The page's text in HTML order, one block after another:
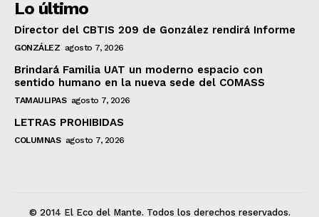
Lo último
Director del CBTIS 209 de González rendirá Informe
GONZÁLEZ agosto 7, 2026
Brindará Familia UAT un moderno espacio con
sentido humano en la nueva sede del COMASS
TAMAULIPAS agosto 7, 2026
LETRAS PROHIBIDAS
COLUMNAS agosto 7, 2026
© 2014 El Eco del Mante. Todos los derechos reservados.